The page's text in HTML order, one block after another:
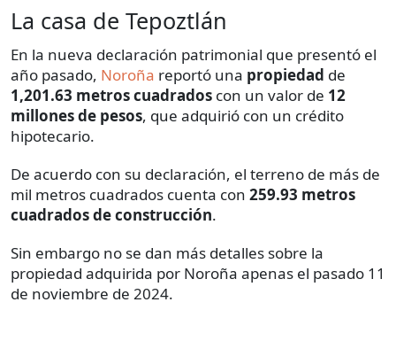
La casa de Tepoztlán
En la nueva declaración patrimonial que presentó el
año pasado, Noroña reportó una propiedad de
1,201.63 metros cuadrados con un valor de 12
millones de pesos, que adquirió con un crédito
hipotecario.
De acuerdo con su declaración, el terreno de más de
mil metros cuadrados cuenta con 259.93 metros
cuadrados de construcción.
Sin embargo no se dan más detalles sobre la
propiedad adquirida por Noroña apenas el pasado 11
de noviembre de 2024.